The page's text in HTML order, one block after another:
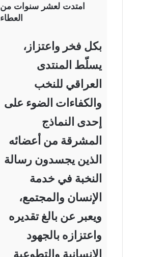
امتدت لعشر سنوات من
العطاء
بكل فخر واعتزاز،
يسلّط المنتدى
العراقي للنخب
والكفاءات الضوء على
إحدى النماذج
المشرقة من أعضائه
الذين يجسدون رسالة
النخبة في خدمة
الإنسان والمجتمع،
ويعبر عن بالغ تقديره
واعتزازه بالجهود
الإنسانية والتطوعية